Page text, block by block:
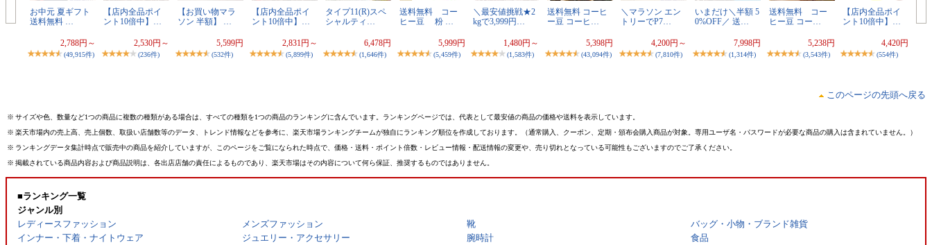
お中元 夏ギフト
送料無料 …
2,788円～
(49,915件)
【店内全品ポイ
ント10倍中】…
2,530円～
(236件)
【お買い物マラ
ソン 半額】 …
5,599円
(532件)
【店内全品ポイ
ント10倍中】…
2,831円～
(5,899件)
タイプ11(R)スペ
シャルティ…
6,478円
(1,646件)
送料無料 コー
ヒー豆 粉 …
5,999円
(5,459件)
＼最安値挑戦★2
kgで3,999円…
1,480円～
(1,583件)
送料無料 コーヒ
ー豆 コーヒ…
5,398円
(43,094件)
＼マラソン エン
トリーでP7…
4,200円～
(7,810件)
いまだけ＼半額 5
0%OFF／ 送…
7,998円
(1,314件)
送料無料 コー
ヒー豆 コー…
5,238円
(3,543件)
【店内全品ポイ
ント10倍中】…
4,420円
(554件)
このページの先頭へ戻る
※ サイズや色、数量など1つの商品に複数の種類がある場合は、すべての種類を1つの商品のランキングに含んでいます。ランキングページでは、代表として最安値の商品の価格や送料を表示しています。
※ 楽天市場内の売上高、売上個数、取扱い店舗数等のデータ、トレンド情報などを参考に、楽天市場ランキングチームが独自にランキング順位を作成しております。（通常購入、クーポン、定期・頒布会購入商品が対象。専用ユーザ名・パスワードが必要な商品の購入は含まれていません。）
※ ランキングデータ集計時点で販売中の商品を紹介していますが、このページをご覧になられた時点で、価格・送料・ポイント倍数・レビュー情報・配送情報の変更や、売り切れとなっている可能性もございますのでご了承ください。
※ 掲載されている商品内容および商品説明は、各出店店舗の責任によるものであり、楽天市場はその内容について何ら保証、推奨するものではありません。
■ランキング一覧
ジャンル別
レディースファッション
メンズファッション 靴
バッグ・小物・ブランド雑貨
インナー・下着・ナイトウェア
ジュエリー・アクセサリー 腕時計
食品